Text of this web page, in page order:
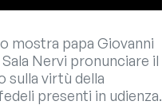
mostra papa Giovanni
Nervi pronunciare il
sulla virtù della
presenti in udienza.